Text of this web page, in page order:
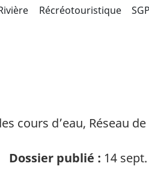
Récréotouristique
cours d’eau, Réseau
Dossier publié : 14